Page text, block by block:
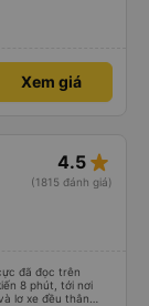
Xem giá
4.5 star_rate
(1815 đánh giá)
đã đọc trên
8 phút, tới nơi